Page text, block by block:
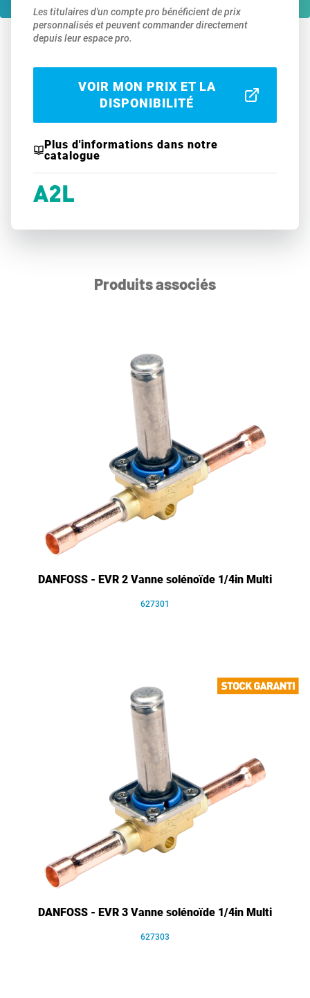
Les titulaires d'un compte pro bénéficient de prix
personnalisés et peuvent commander directement
depuis leur espace pro.
VOIR MON PRIX ET LA
DISPONIBILITÉ
Plus d'informations dans notre
catalogue
Produits associés
DANFOSS - EVR 2 Vanne solénoïde 1/4in Multi
627301
DANFOSS - EVR 3 Vanne solénoïde 1/4in Multi
627303